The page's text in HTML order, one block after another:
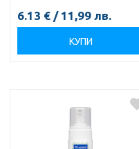
6.13 € / 11,99 лв.
КУПИ